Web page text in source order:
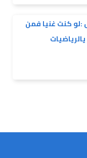
:لو كنت غنيا فمن